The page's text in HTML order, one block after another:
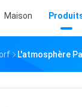
Maison
L'atmosphère